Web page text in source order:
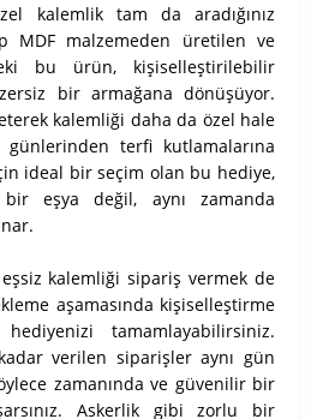
kalemlik tam da aradığınız
MDF malzemeden üretilen ve
bu ürün, kişiselleştirilebilir
bir armağana dönüşüyor.
kalemliği daha da özel hale
terfi kutlamalarına
ideal bir seçim olan bu hediye,
bir eşya değil, aynı zamanda
kalemliği sipariş vermek de
aşamasında kişiselleştirme
tamamlayabilirsiniz.
verilen siparişler aynı gün
zamanında ve güvenilir bir
Askerlik gibi zorlu bir